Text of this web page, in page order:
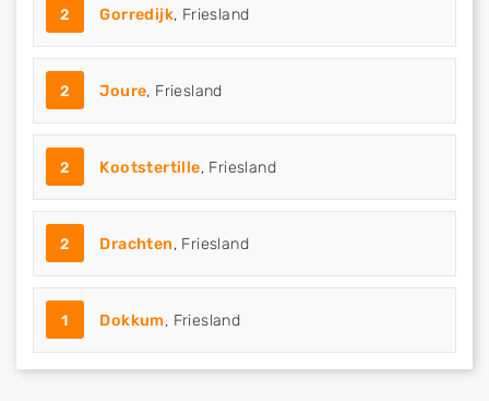
2 Gorredijk, Friesland
2 Joure, Friesland
2 Kootstertille, Friesland
2 Drachten, Friesland
1 Dokkum, Friesland